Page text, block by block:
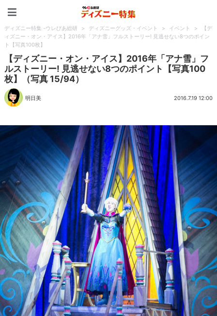
ディズニー特集 -ウレぴあ総研 > ディズニーグッズ・イベント > イベント >
【デ
ィズニー・オン・アイス】2016年「アナ雪」フルストーリー! 見逃せない8つのポイン
ト【写真100枚】
【ディズニー・オン・アイス】2016年「アナ雪」フ
ルストーリー! 見逃せない8つのポイント【写真100
枚】（写真 15/94）
明日美 2016.7.19 12:00